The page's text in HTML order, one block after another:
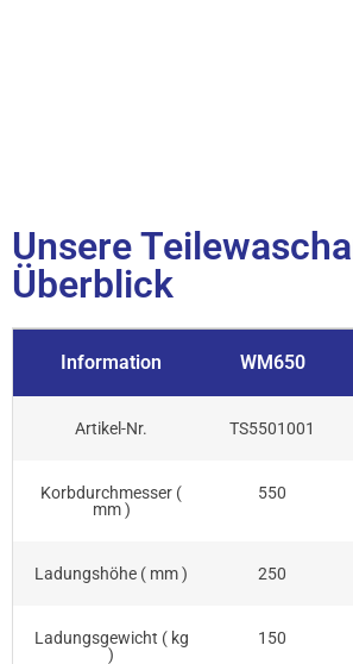
Unsere
Überblick
Information WM650
Artikel-Nr. TS5501001
Korbdurchmesser (
mm )
550
Ladungshöhe ( mm ) 250
Ladungsgewicht ( kg
)
150